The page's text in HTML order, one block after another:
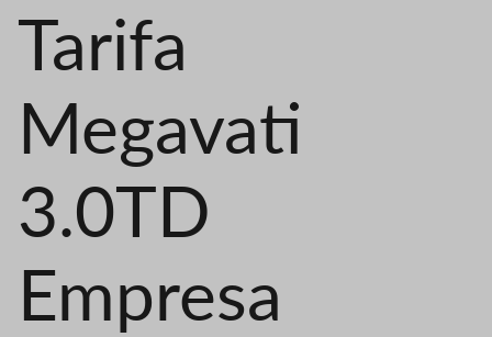
Tarifa
Megavati
3.0TD
Empresa